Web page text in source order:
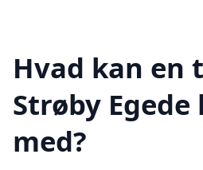
Hvad kan en
Strøby
med?